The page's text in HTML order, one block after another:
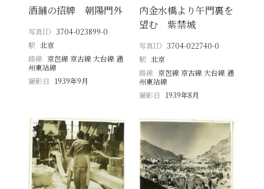
酒舗の招牌 朝陽門外
写真ID 3704-023899-0
駅 北京
路線 京包線 京古線 大台線 通
州東站線
撮影日
1939年9月
内金水橋より午門裏を
望む 紫禁城
写真ID 3704-022740-0
駅 北京
路線 京包線 京古線 大台線 通
州東站線
撮影日
1939年8月